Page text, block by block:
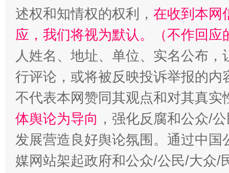
招工难、用工荒背后
述权和知情权的权利， 在收到本网
应，我们将视为默认。（不作回应
人姓名、地址、单位、实名公布
行评论，或将被反映投诉举报的
不代表本网赞同其观点和对其真实
体舆论为导向 ，强化反腐和公众/
发展营造良好舆论氛围。通过中
媒网站架起政府和公众/公民/大众/